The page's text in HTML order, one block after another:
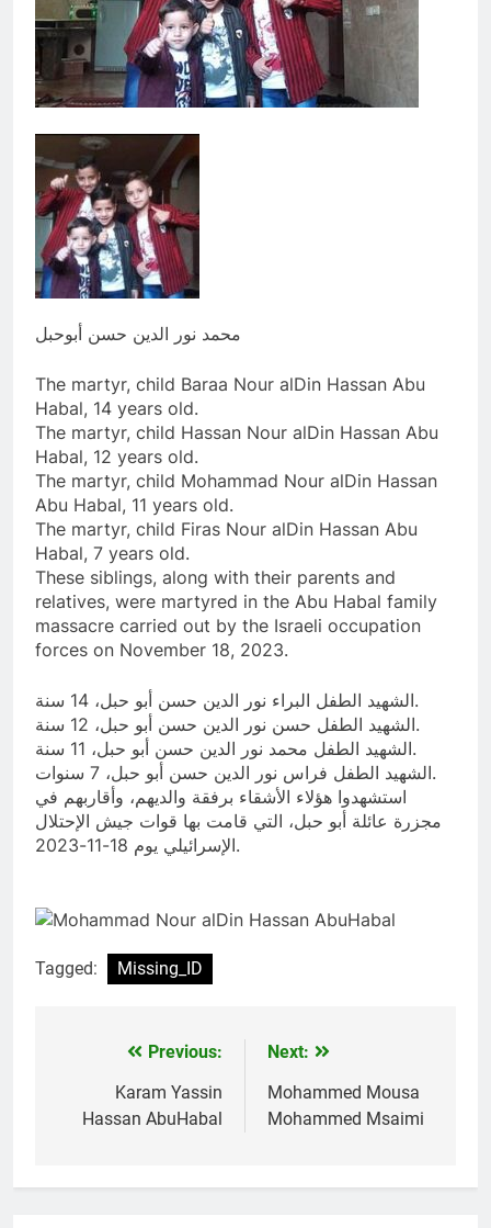
محمد نور الدين حسن أبوحبل
The martyr, child Baraa Nour alDin Hassan Abu
Habal, 14 years old.
The martyr, child Hassan Nour alDin Hassan Abu
Habal, 12 years old.
The martyr, child Mohammad Nour alDin Hassan
Abu Habal, 11 years old.
The martyr, child Firas Nour alDin Hassan Abu
Habal, 7 years old.
These siblings, along with their parents and
relatives, were martyred in the Abu Habal family
massacre carried out by the Israeli occupation
forces on November 18, 2023.
الشهيد الطفل البراء نور الدين حسن أبو حبل، 14 سنة.
الشهيد الطفل حسن نور الدين حسن أبو حبل، 12 سنة.
الشهيد الطفل محمد نور الدين حسن أبو حبل، 11 سنة.
الشهيد الطفل فراس نور الدين حسن أبو حبل، 7 سنوات.
استشهدوا هؤلاء الأشقاء برفقة والديهم، وأقاربهم في
مجزرة عائلة أبو حبل، التي قامت بها قوات جيش الإحتلال
الإسرائيلي يوم 18-11-2023.
Tagged: Missing_ID
navigation
Previous:
Karam Yassin
Hassan AbuHabal
Next:
Mohammed Mousa
Mohammed Msaimi